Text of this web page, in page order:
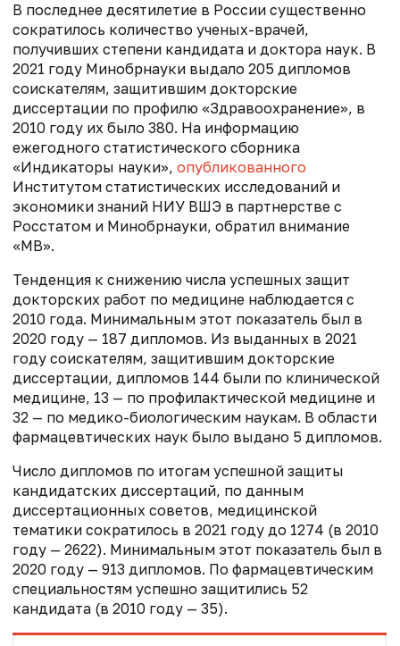
В последнее десятилетие в России существенно
сократилось количество ученых-врачей,
получивших степени кандидата и доктора наук. В
2021 году Минобрнауки выдало 205 дипломов
соискателям, защитившим докторские
диссертации по профилю «Здравоохранение», в
2010 году их было 380. На информацию
ежегодного статистического сборника
«Индикаторы науки», опубликованного
Институтом статистических исследований и
экономики знаний НИУ ВШЭ в партнерстве с
Росстатом и Минобрнауки, обратил внимание
«МВ».
Тенденция к снижению числа успешных защит
докторских работ по медицине наблюдается с
2010 года. Минимальным этот показатель был в
2020 году — 187 дипломов. Из выданных в 2021
году соискателям, защитившим докторские
диссертации, дипломов 144 были по клинической
медицине, 13 — по профилактической медицине и
32 — по медико-биологическим наукам. В области
фармацевтических наук было выдано 5 дипломов.
Число дипломов по итогам успешной защиты
кандидатских диссертаций, по данным
диссертационных советов, медицинской
тематики сократилось в 2021 году до 1274 (в 2010
году — 2622). Минимальным этот показатель был в
2020 году — 913 дипломов. По фармацевтическим
специальностям успешно защитились 52
кандидата (в 2010 году — 35).